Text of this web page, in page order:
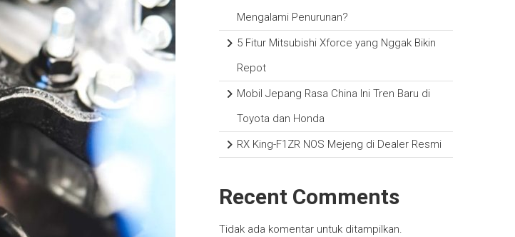
Mengalami Penurunan?
5 Fitur Mitsubishi Xforce yang Nggak Bikin
Repot
Mobil Jepang Rasa China Ini Tren Baru di
Toyota dan Honda
RX King-F1ZR NOS Mejeng di Dealer Resmi
Recent Comments
Tidak ada komentar untuk ditampilkan.